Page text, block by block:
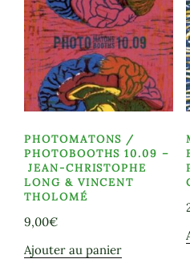
PHOTOMATONS /
PHOTOBOOTHS 10.09 –
JEAN-CHRISTOPHE
LONG & VINCENT
THOLOMÉ
9,00€
Ajouter au panier